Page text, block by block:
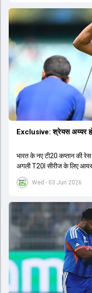
Wed - 03 Jun 2026
Exclusive: श्रेयस अय्यर
भारत के नए टी20 कप्तान की
अगली T20I सीरीज के लिए
को श्रेयस अय्यर के रूप में एक